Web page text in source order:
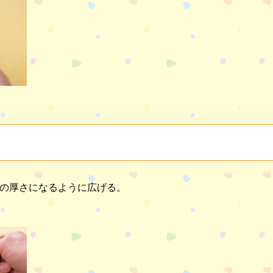
さになるように広げる。